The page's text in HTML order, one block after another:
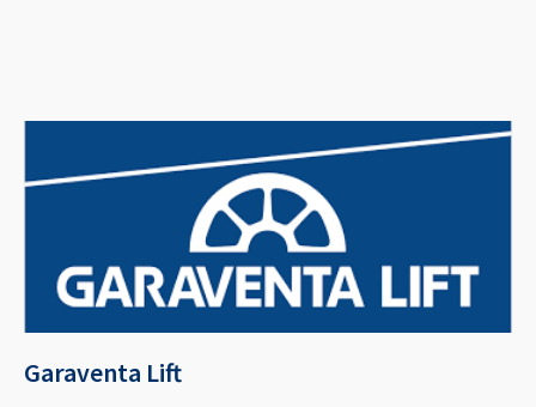
Garaventa Lift